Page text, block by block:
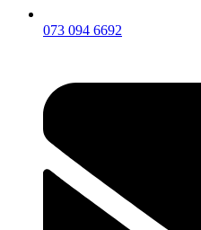
073 094 6692